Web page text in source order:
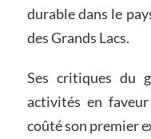
durable dans le
des Grands Lacs.
Ses critiques du
activités en
coûté son premier